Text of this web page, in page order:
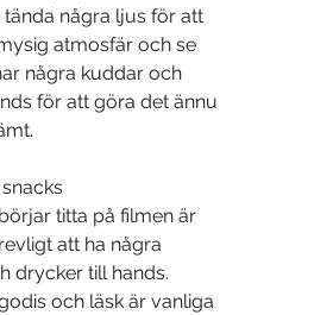
tända några ljus för att
atmosfär och se
några kuddar och
för att göra det ännu
att ha några
drycker till hands.
och läsk är vanliga